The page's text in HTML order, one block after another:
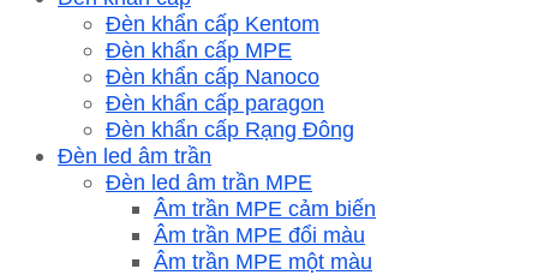
Đèn khẩn cấp Kentom
Đèn khẩn cấp MPE
Đèn khẩn cấp Nanoco
Đèn khẩn cấp paragon
Đèn khẩn cấp Rạng Đông
Đèn led âm trần
Đèn led âm trần MPE
Âm trần MPE cảm biến
Âm trần MPE đổi màu
Âm trần MPE một màu